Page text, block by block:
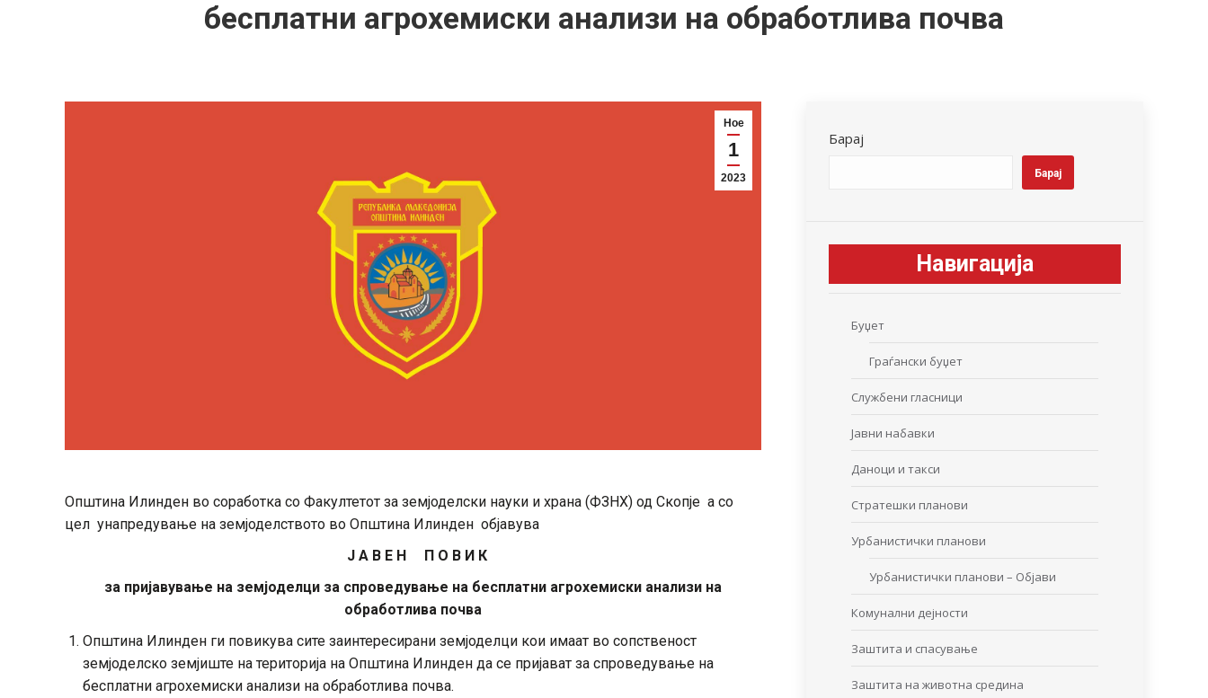
бесплатни агрохемиски анализи на обработлива почва
Ное
1
2023
Општина Илинден во соработка со Факултетот за земјоделски науки и храна (ФЗНХ) од Скопје а со
цел унапредување на земјоделството во Општина Илинден објавува
Ј А В Е Н П О В И К
за пријавување на земјоделци за спроведување на бесплатни агрохемиски анализи на
обработлива почва
Општина Илинден ги повикува сите заинтересирани земјоделци кои имаат во сопственост
земјоделско земјиште на територија на Општина Илинден да се пријават за спроведување на
бесплатни агрохемиски анализи на обработлива почва.
Барај
Барај
Навигација
Буџет
Граѓански буџет
Службени гласници
Јавни набавки
Даноци и такси
Стратешки планови
Урбанистички планови
Урбанистички планови – Објави
Комунални дејности
Заштита и спасување
Заштита на животна средина